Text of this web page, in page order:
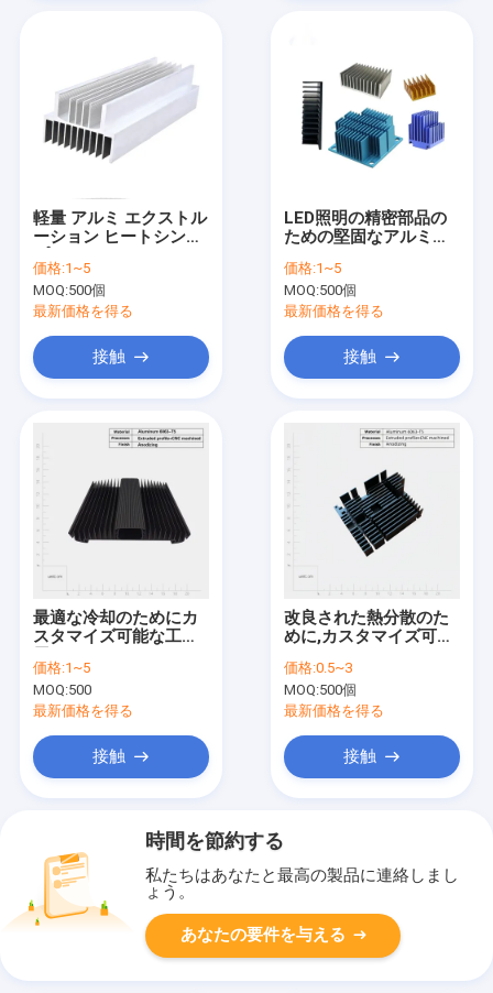
軽量 アルミ エクストル
ーション ヒートシンク
ンク エクストルーショ
ン
価格:1~5
MOQ:500個
最新価格を得る
接触
LED照明の精密部品の
ための堅固なアルミニ
ン熱槽
価格:1~5
MOQ:500個
最新価格を得る
接触
最適な冷却のためにカ
スタマイズ可能な工業
排出熱槽
価格:1~5
MOQ:500
最新価格を得る
接触
改良された熱分散のた
めに,カスタマイズ可能
トルーション熱槽
価格:0.5~3
MOQ:500個
最新価格を得る
接触
時間を節約する
私たちはあなたと最高の製品に連絡しまし
ょう。
あなたの要件を与える